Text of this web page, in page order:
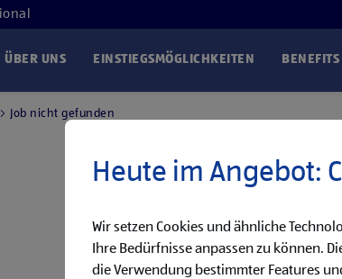
ÜBER UNS EINSTIEGSMÖGLICHKEITEN BENEFITS
Job nicht gefunden
Heute im Angebot:
Wir setzen Cookies und ähnliche
Ihre Bedürfnisse anpassen zu können.
die Verwendung bestimmter Features